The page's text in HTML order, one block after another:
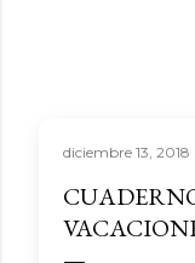
diciembre 13, 2018